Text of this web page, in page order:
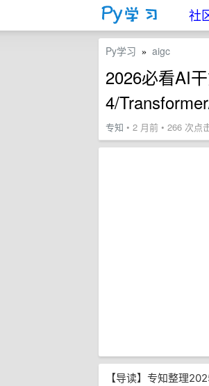
社
Py学习 » aigc
2026必看AI
4/
专知 • 2 月前 • 266 次点
【导读】专知整理